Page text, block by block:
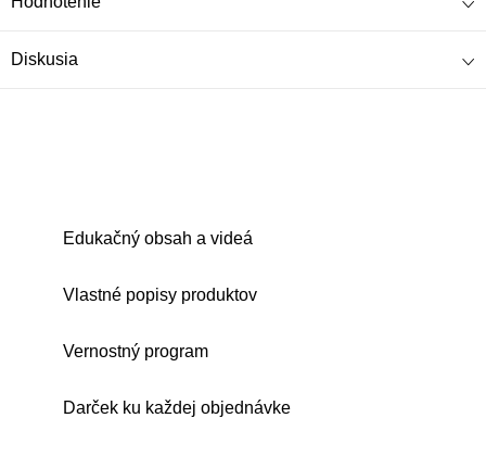
Diskusia
Edukačný obsah a videá
Vlastné popisy produktov
Vernostný program
Darček ku každej objednávke